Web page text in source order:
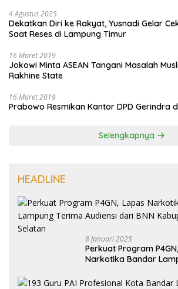
4 Agustus 2025
Dekatkan Diri ke Rakyat, Yusnadi Gelar
Saat Reses di Lampung Timur
16 Maret 2019
Jokowi Minta ASEAN Tangani Masalah
Rakhine State
16 Maret 2019
Prabowo Resmikan Kantor DPD Gerindra
Selengkapnya
HEADLINE
8 Januari 2025
Perkuat Program
Narkotika Bandar
Selatan